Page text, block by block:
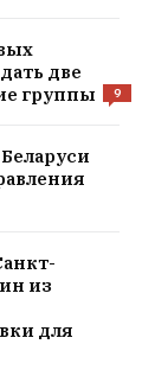
две
группы
9
из
для